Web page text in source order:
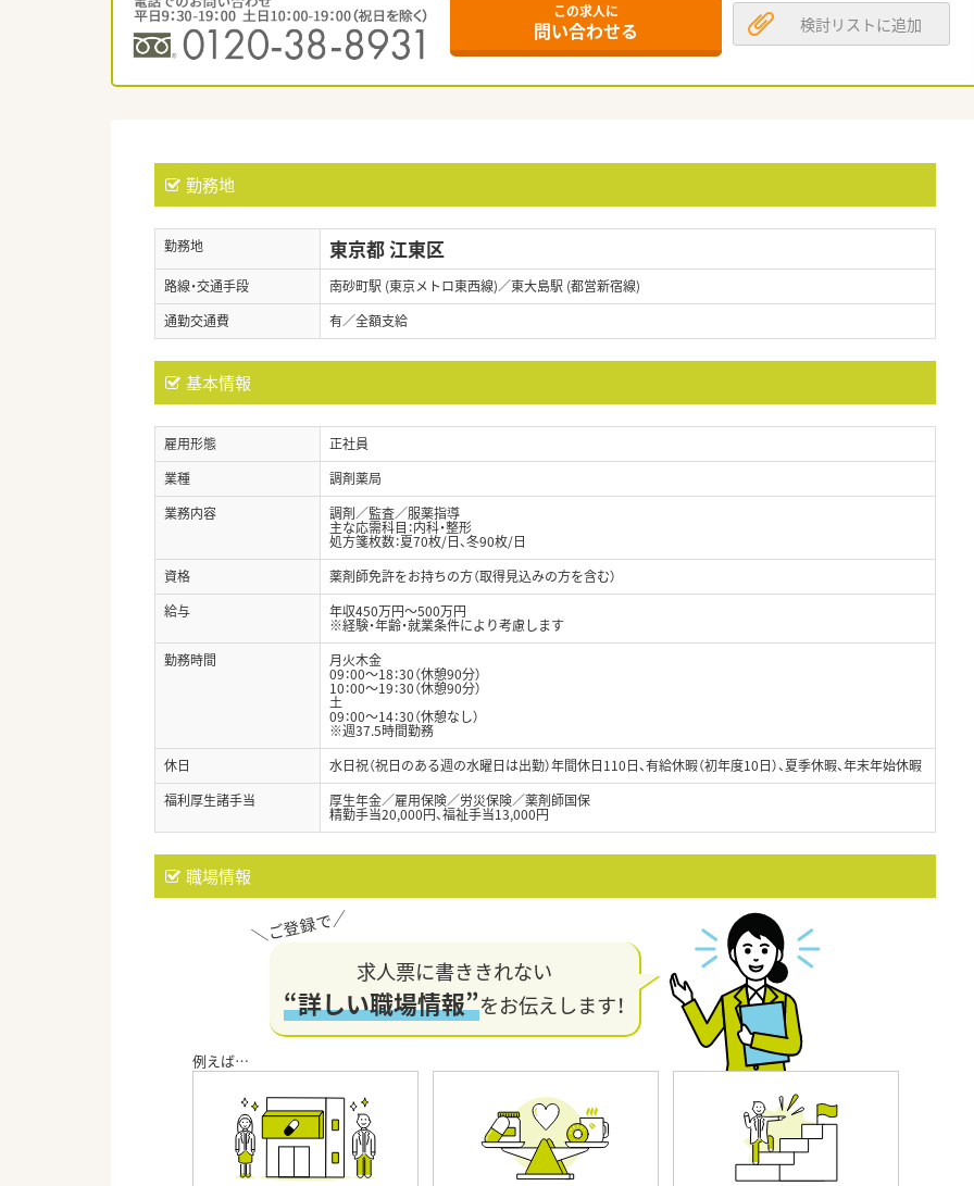
この求人に
問い合わせる 検討リストに追加
勤務地
勤務地 東京都 江東区
路線・交通手段
南砂町駅 (東京メトロ東西線)／東大島駅 (都営新宿線)
通勤交通費
有／全額支給
基本情報
雇用形態
正社員
業種
調剤薬局
業務内容
調剤／監査／服薬指導
主な応需科目：内科・整形
処方箋枚数：夏70枚/日、冬90枚/日
資格
薬剤師免許をお持ちの方（取得見込みの方を含む）
給与
年収450万円～500万円
※経験・年齢・就業条件により考慮します
勤務時間
月火木金
09：00～18：30（休憩90分）
10：00～19：30（休憩90分）
土
09：00～14：30（休憩なし）
※週37.5時間勤務
休日
水日祝（祝日のある週の水曜日は出勤）年間休日110日、有給休暇（初年度10日）、夏季休暇、年末年始休暇
福利厚生諸手当
厚生年金／雇用保険／労災保険／薬剤師国保
精勤手当20,000円、福祉手当13,000円
職場情報
求人票に書ききれない
“詳しい職場情報”をお伝えします！